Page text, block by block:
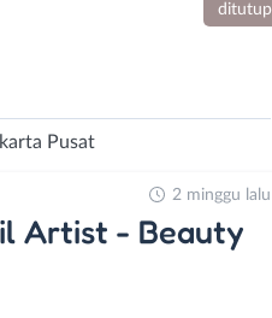
Pusat
ditutup
Artist - Beauty
2 minggu lalu